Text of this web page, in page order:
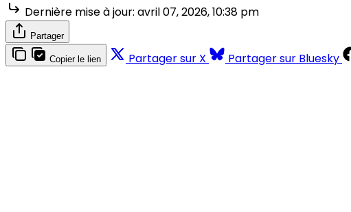
Dernière mise à jour: avril 07, 2026, 10:38 pm
Partager
Copier le lien Partager sur X Partager sur Bluesky